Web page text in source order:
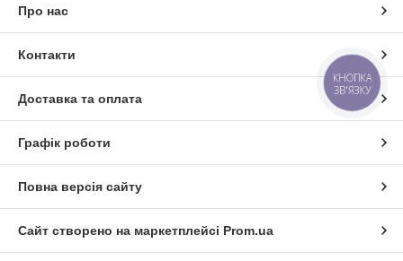
Про нас
Контакти
Доставка та оплата
Графік роботи
Повна версія сайту
Сайт створено на маркетплейсі Prom.ua
КНОПКА
ЗВ'ЯЗКУ